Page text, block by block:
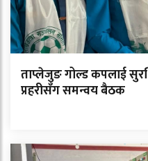
ताप्लेजुङ गोल्ड कपलाई
प्रहरीसँग समन्वय बैठक